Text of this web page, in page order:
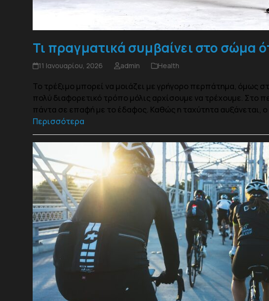
Τι πραγματικά συμβαίνει στο σώμα
11 Ιανουαρίου, 2026 admin Health
Το τρέξιμο μπορεί να μοιάζει με γρήγορο περπάτημα, όμως
πολύ διαφορετικό τρόπο μόλις αρχίσουμε να τρέχουμε. Στο
πάντα σε επαφή με το έδαφος. Καθώς η ταχύτητα αυξάνεται,
Περισσότερα